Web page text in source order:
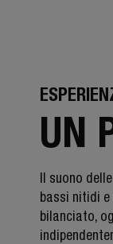
UN
Il suono
bassi nitidi e
bilanciato,